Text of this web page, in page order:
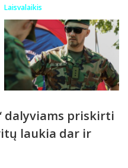
Laisvalaikis
dalyviams priskirti
laukia dar ir